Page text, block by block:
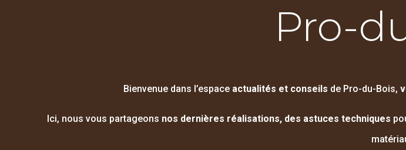
Pro-
Bienvenue dans l’espace actualités et conseils de Pro-du-Bois,
Ici, nous vous partageons nos dernières réalisations, des astuces techniques